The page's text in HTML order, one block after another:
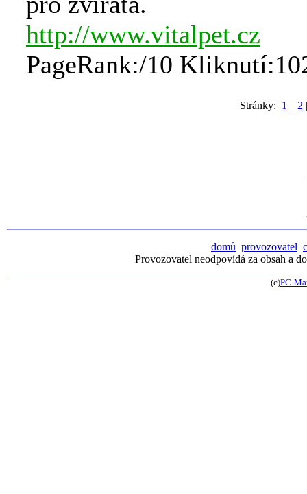
http://www.vitalpet.cz
PageRank:/10
Stránky: 1 | 2
domů provozovatel
Provozovatel neodpovídá za obsah a
(c)PC-